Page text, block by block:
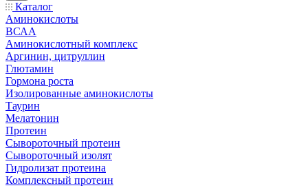
Каталог
Аминокислоты
ВСАА
Аминокислотный комплекс
Аргинин, цитруллин
Глютамин
Гормона роста
Изолированные аминокислоты
Таурин
Мелатонин
Протеин
Сывороточный протеин
Сывороточный изолят
Гидролизат протеина
Комплексный протеин